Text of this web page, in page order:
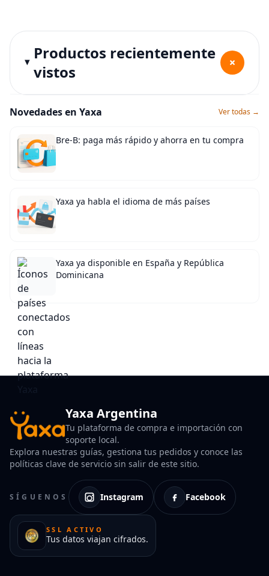
Productos recientemente
vistos
+
Novedades en Yaxa Ver todas →
Bre-B: paga más rápido y ahorra en tu compra
Yaxa ya habla el idioma de más países
Yaxa ya disponible en España y República
Dominicana
Yaxa Argentina
Tu plataforma de compra e importación con
soporte local.
Explora nuestras guías, gestiona tus pedidos y conoce las
políticas clave de servicio sin salir de este sitio.
SÍGUENOS Instagram Facebook
SSL ACTIVO
Tus datos viajan cifrados.